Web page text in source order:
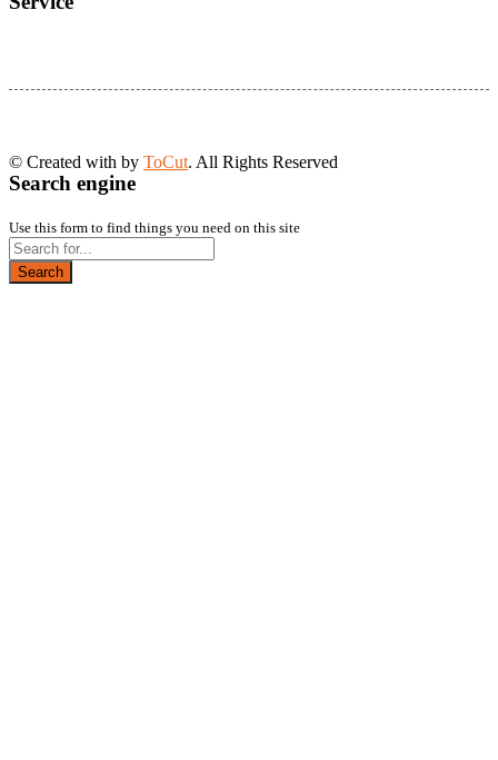
© Created with by ToCut. All Rights Reserved
Search engine
Use this form to find things you need on this site
Search